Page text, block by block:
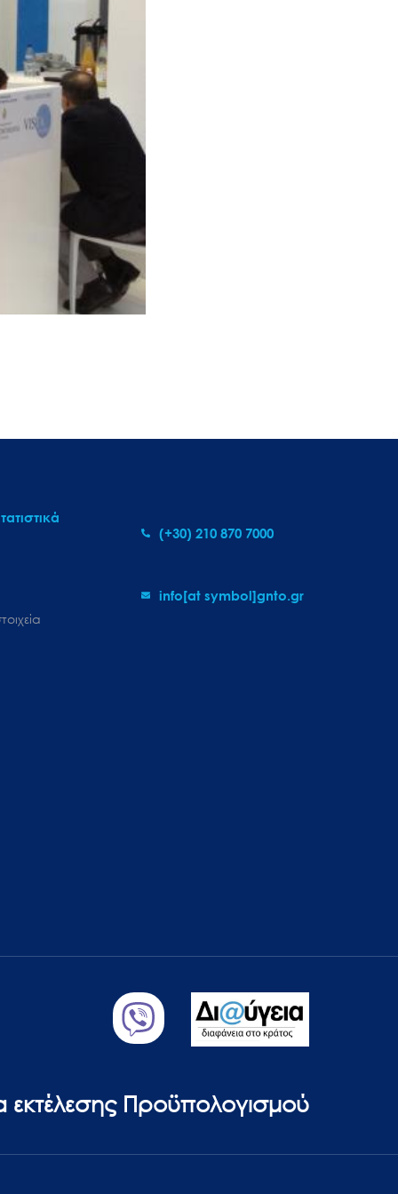
(+30) 210 870 7000
info[at symbol]gnto.gr
εκτέλεσης Προϋπολογισμού